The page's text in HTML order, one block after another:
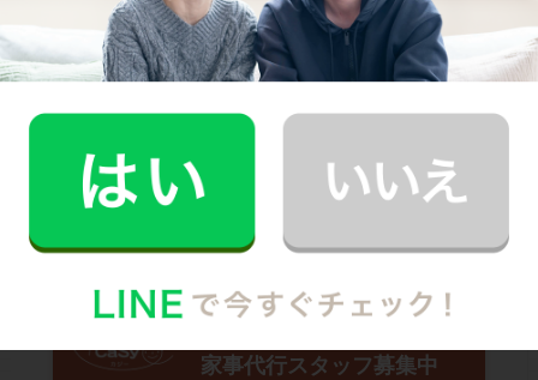
Written by
スマホでサクッと頼める！
家事代行スタッフ募集中